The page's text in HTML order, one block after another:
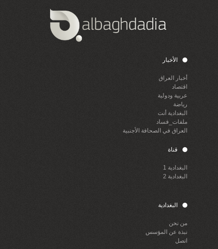
الأخبار
أخبار العراق
اقتصاد
عربية ودولية
رياضة
البغدادية أنت
ملفات_فساد
العراق في الصحافة الأجنبية
قناة
البغدادية 1
البغدادية 2
البغدادية
من نحن
نبذة عن المؤسس
اتصل